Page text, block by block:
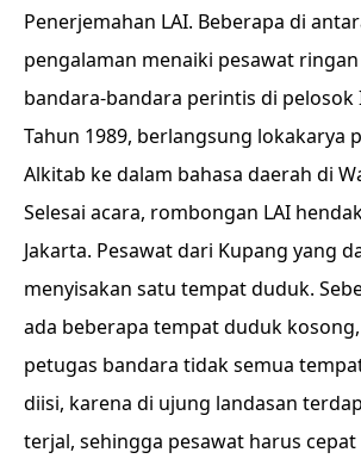
Penerjemahan LAI. Beberapa di
pengalaman menaiki pesawat
bandara-bandara perintis di pelosok
Tahun 1989, berlangsung lokakarya
Alkitab ke dalam bahasa daerah di
Selesai acara, rombongan LAI
Jakarta. Pesawat dari Kupang yang
menyisakan satu tempat duduk.
ada beberapa tempat duduk
petugas bandara tidak semua
diisi, karena di ujung landasan
terjal, sehingga pesawat harus